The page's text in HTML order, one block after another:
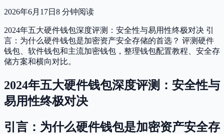
2026年6月17日 8 分钟阅读
2024年五大硬件钱包深度评测：安全性与易用性终极对决 引
言：为什么硬件钱包是加密资产安全存储的首选？ 评测硬件
钱包、软件钱包和主流加密钱包，整理钱包配置教程、安全存
储方案和横向对比。
2024年五大硬件钱包深度评测：安全性与
易用性终极对决
引言：为什么硬件钱包是加密资产安全存